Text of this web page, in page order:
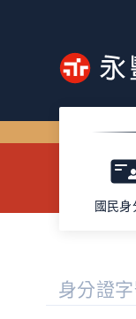
國民身
身分證